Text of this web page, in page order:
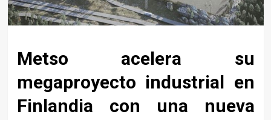
Metso acelera su
megaproyecto industrial en
Finlandia con una nueva